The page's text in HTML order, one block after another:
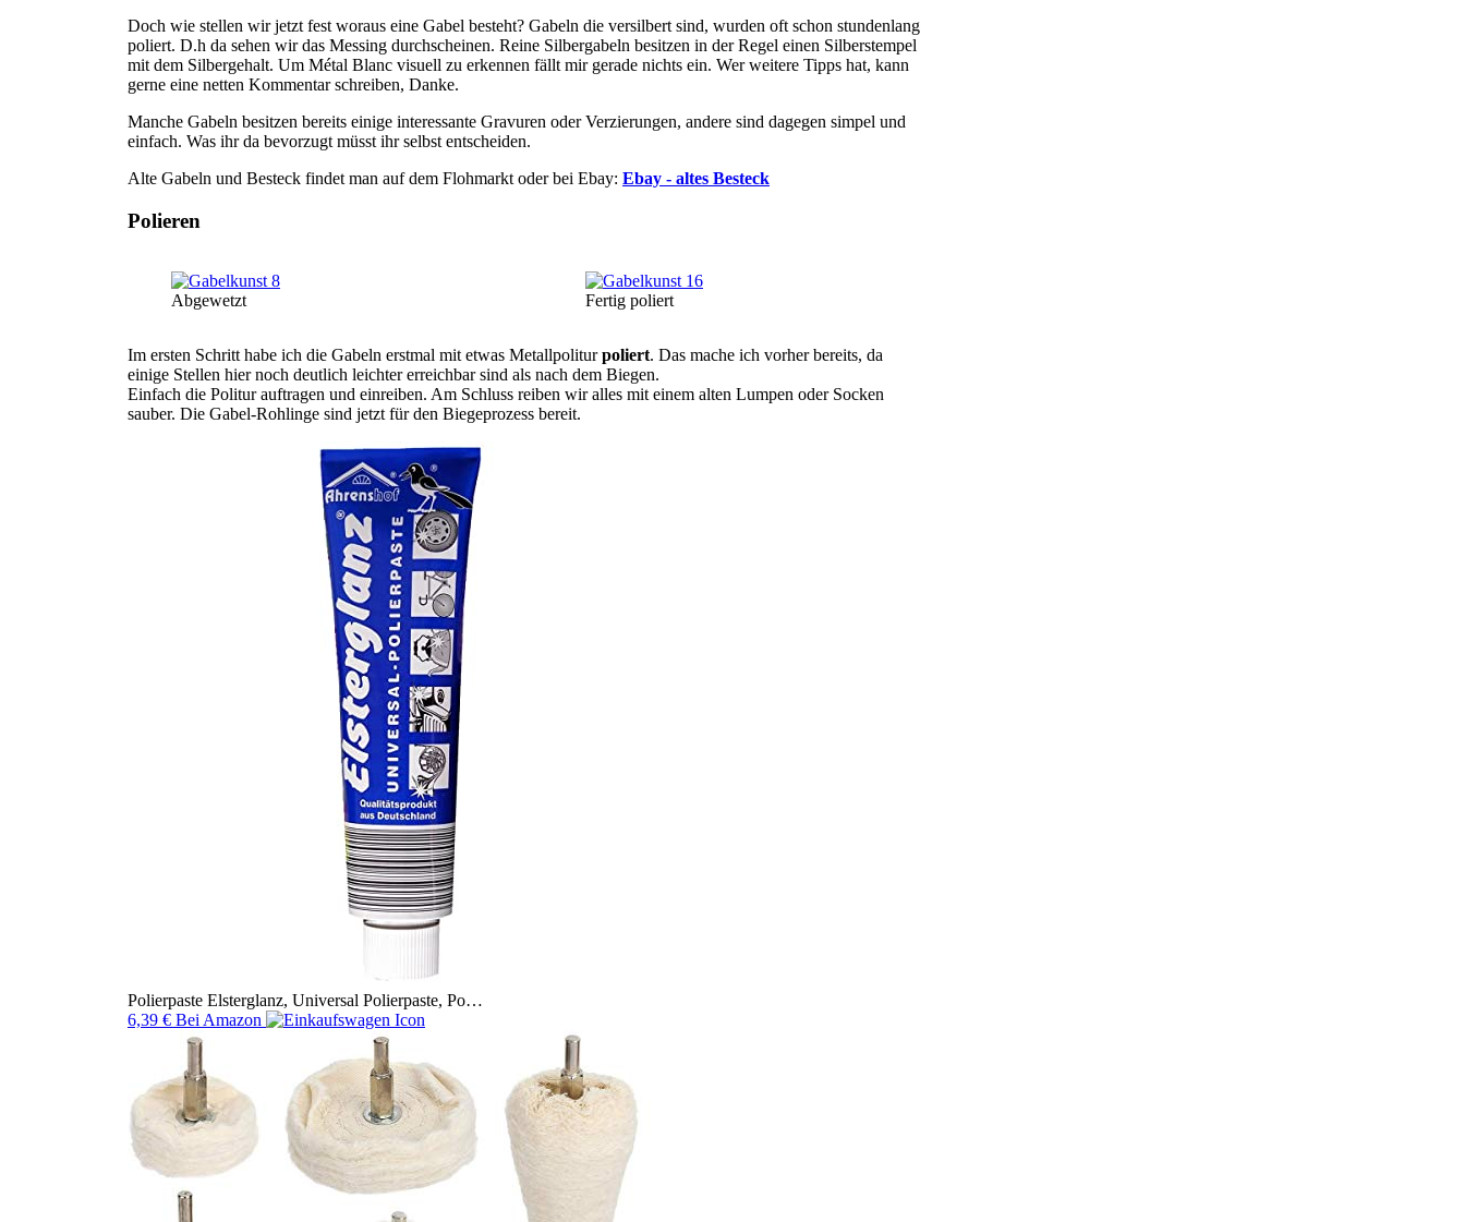
Doch wie stellen wir jetzt fest woraus eine Gabel besteht? Gabeln die versilbert sind, wurden oft schon stundenlang
poliert. D.h da sehen wir das Messing durchscheinen. Reine Silbergabeln besitzen in der Regel einen Silberstempel
mit dem Silbergehalt. Um Métal Blanc visuell zu erkennen fällt mir gerade nichts ein. Wer weitere Tipps hat, kann
gerne eine netten Kommentar schreiben, Danke.
Manche Gabeln besitzen bereits einige interessante Gravuren oder Verzierungen, andere sind dagegen simpel und
einfach. Was ihr da bevorzugt müsst ihr selbst entscheiden.
Alte Gabeln und Besteck findet man auf dem Flohmarkt oder bei Ebay: Ebay - altes Besteck
Polieren
Bild
Abgewetzt
Bild
Fertig poliert
Im ersten Schritt habe ich die Gabeln erstmal mit etwas Metallpoliturpoliert. Das mache ich vorher bereits, da
einige Stellen hier noch deutlich leichter erreichbar sind als nach dem Biegen.
Einfach die Politur auftragen und einreiben. Am Schluss reiben wir alles mit einem alten Lumpen oder Socken
sauber. Die Gabel-Rohlinge sind jetzt für den Biegeprozess bereit.
Polierpaste Elsterglanz, Universal Polierpaste, Po…
6,39 € Bei Amazon